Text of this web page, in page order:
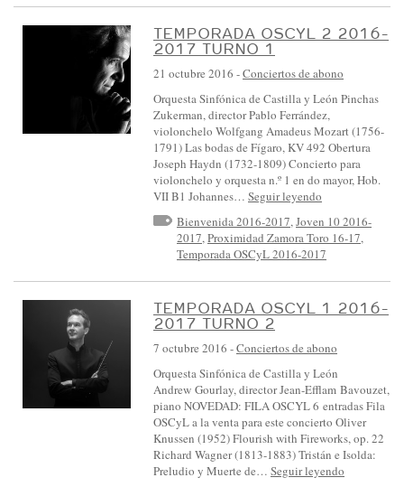
TEMPORADA OSCYL 2 2016-
2017 TURNO 1
21 octubre 2016 -Conciertos de abono
Orquesta Sinfónica de Castilla y León Pinchas
Zukerman, director Pablo Ferrández,
violonchelo Wolfgang Amadeus Mozart (1756-
1791) Las bodas de Fígaro, KV 492 Obertura
Joseph Haydn (1732-1809) Concierto para
violonchelo y orquesta n.º 1 en do mayor, Hob.
VII B1 Johannes… Seguir leyendo
Bienvenida 2016-2017,Joven 10 2016-
2017,Proximidad Zamora Toro 16-17,
Temporada OSCyL 2016-2017
TEMPORADA OSCYL 1 2016-
2017 TURNO 2
7 octubre 2016 -Conciertos de abono
Orquesta Sinfónica de Castilla y León
Andrew Gourlay, director Jean-Efflam Bavouzet,
piano NOVEDAD: FILA OSCYL 6 entradas Fila
OSCyL a la venta para este concierto Oliver
Knussen (1952) Flourish with Fireworks, op. 22
Richard Wagner (1813-1883) Tristán e Isolda:
Preludio y Muerte de… Seguir leyendo